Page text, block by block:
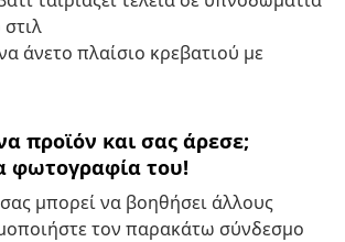
άνετο πλαίσιο κρεβατιού με
προϊόν και σας άρεσε;
φωτογραφία του!
μπορεί να βοηθήσει άλλους
τον παρακάτω σύνδεσμο